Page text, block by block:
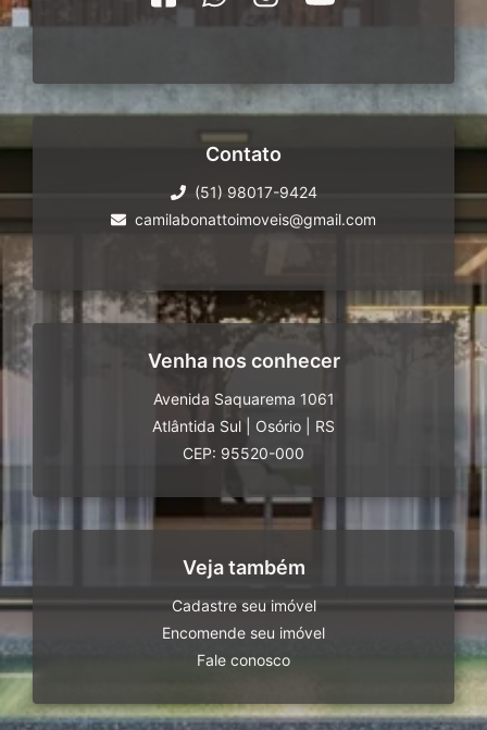
Contato
(51) 98017-9424
camilabonattoimoveis@gmail.com
Venha nos conhecer
Avenida Saquarema 1061
Atlântida Sul
Osório
RS
CEP: 95520-000
Veja também
Cadastre seu imóvel
Encomende seu imóvel
Fale conosco